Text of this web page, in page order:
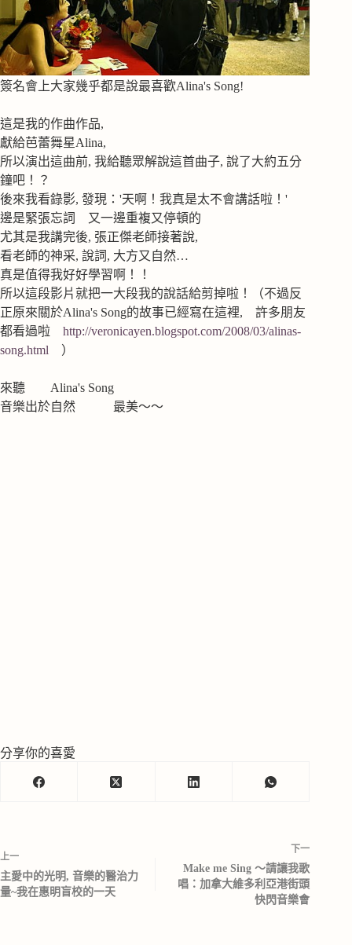
簽名會上大家幾乎都是說最喜歡Alina's Song!
這是我的作曲作品,
獻給芭蕾舞星Alina,
所以演出這曲前, 我給聽眾解說這首曲子, 說了大約五分
鐘吧！？
後來我看錄影, 發現：'天啊！我真是太不會講話啦！'
邊是緊張忘詞 又一邊重複又停頓的
尤其是我講完後, 張正傑老師接著說,
看老師的神采, 說詞, 大方又自然…
真是值得我好好學習啊！！
所以這段影片就把一大段我的說話給剪掉啦！（不過反
正原來關於Alina's Song的故事已經寫在這裡, 許多朋友
都看過啦 http://veronicayen.blogspot.com/2008/03/alinas-
song.html ）
來聽 Alina's Song
音樂出於自然 最美～～
分享你的喜愛
上一
主愛中的光明, 音樂的醫治力
量~我在惠明盲校的一天
下一
Make me Sing ～請讓我歌
唱：加拿大維多利亞港街頭
快閃音樂會